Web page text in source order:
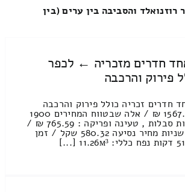
רוזנואלד והסביבה בין ערים (בין
חדרים מזכריה ← לכפר
פירוק והרכבה
חדרים זכריה כולל פירוק והרכבה
מחיר מחירון: 1567.57 ₪ / אלה שבטווח המחירים 1900
– 1500 ₪ עבודות סבלות , טעינה ופריקה : 765.59 ₪ /
זמן : 35 דקות 1 שניות מחיר נסיעה 580.32 שקל / זמן